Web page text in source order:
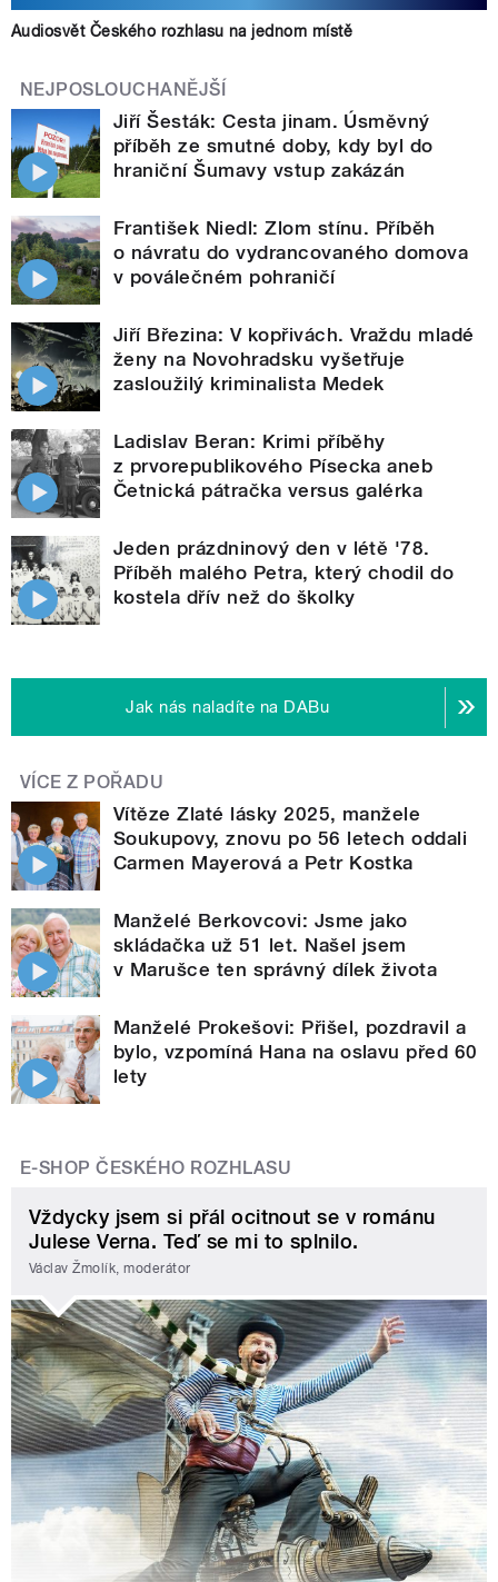
Audiosvět Českého rozhlasu na jednom místě
NEJPOSLOUCHANĚJŠÍ
Jiří Šesták: Cesta jinam. Úsměvný
příběh ze smutné doby, kdy byl do
hraniční Šumavy vstup zakázán
František Niedl: Zlom stínu. Příběh
o návratu do vydrancovaného domova
v poválečném pohraničí
Jiří Březina: V kopřivách. Vraždu mladé
ženy na Novohradsku vyšetřuje
zasloužilý kriminalista Medek
Ladislav Beran: Krimi příběhy
z prvorepublikového Písecka aneb
Četnická pátračka versus galérka
Jeden prázdninový den v létě '78.
Příběh malého Petra, který chodil do
kostela dřív než do školky
Jak nás naladíte na DABu
VÍCE Z POŘADU
Vítěze Zlaté lásky 2025, manžele
Soukupovy, znovu po 56 letech oddali
Carmen Mayerová a Petr Kostka
Manželé Berkovcovi: Jsme jako
skládačka už 51 let. Našel jsem
v Marušce ten správný dílek života
Manželé Prokešovi: Přišel, pozdravil a
bylo, vzpomíná Hana na oslavu před 60
lety
E-SHOP ČESKÉHO ROZHLASU
Vždycky jsem si přál ocitnout se v románu
Julese Verna. Teď se mi to splnilo.
Václav Žmolík, moderátor